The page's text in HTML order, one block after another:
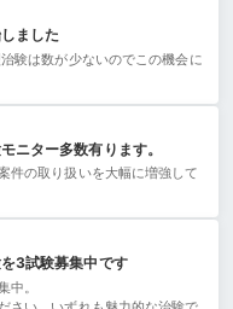
ました
験は数が少ないのでこの機会に
ニター多数有ります。
件の取り扱いを大幅に増強して
3試験募集中です
中。